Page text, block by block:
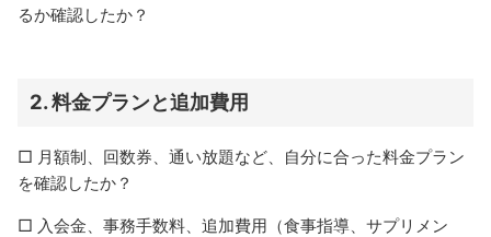
るか確認したか？
2.料金プランと追加費用
□ 月額制、回数券、通い放題など、自分に合った料金プラン
を確認したか？
□ 入会金、事務手数料、追加費用（食事指導、サプリメン